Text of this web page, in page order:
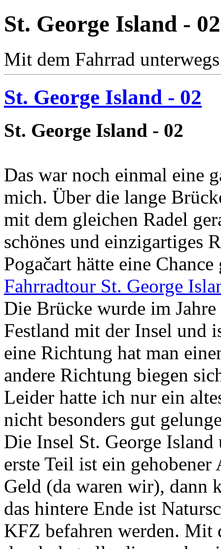
St. George Island - 02
Mit dem Fahrrad unterwegs
St. George Island - 02
St. George Island - 02
Das war noch einmal eine
mich. Über die lange
mit dem gleichen Radel
schönes und einzigartiges
Pogačart hätte eine
Fahrradtour St. George
Die Brücke wurde im
Festland mit der Insel und
eine Richtung hat man
andere Richtung biegen
Leider hatte ich nur ein
nicht besonders gut
Die Insel St. George
erste Teil ist ein
Geld (da waren wir), dann
das hintere Ende ist
KFZ befahren werden. Mit